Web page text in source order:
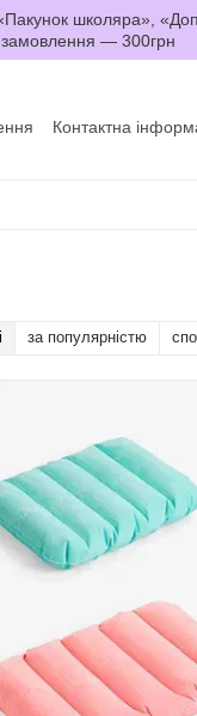
школяра»,
— 300грн
Контактна
за популярністю